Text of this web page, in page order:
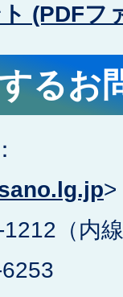
(PDFフ
るお
>
（内